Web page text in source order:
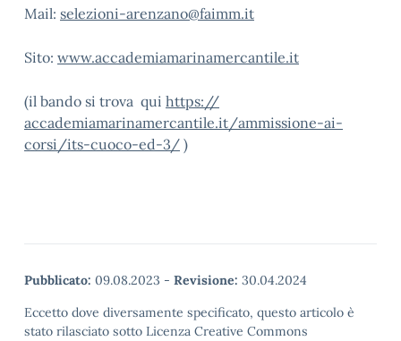
Mail: selezioni-arenzano@faimm.it
Sito: www.accademiamarinamercantile.it
(il bando si trova qui https://
accademiamarinamercantile.it/ammissione-ai-
corsi/its-cuoco-ed-3/ )
Pubblicato: 09.08.2023 - Revisione: 30.04.2024
Eccetto dove diversamente specificato, questo articolo è
stato rilasciato sotto Licenza Creative Commons